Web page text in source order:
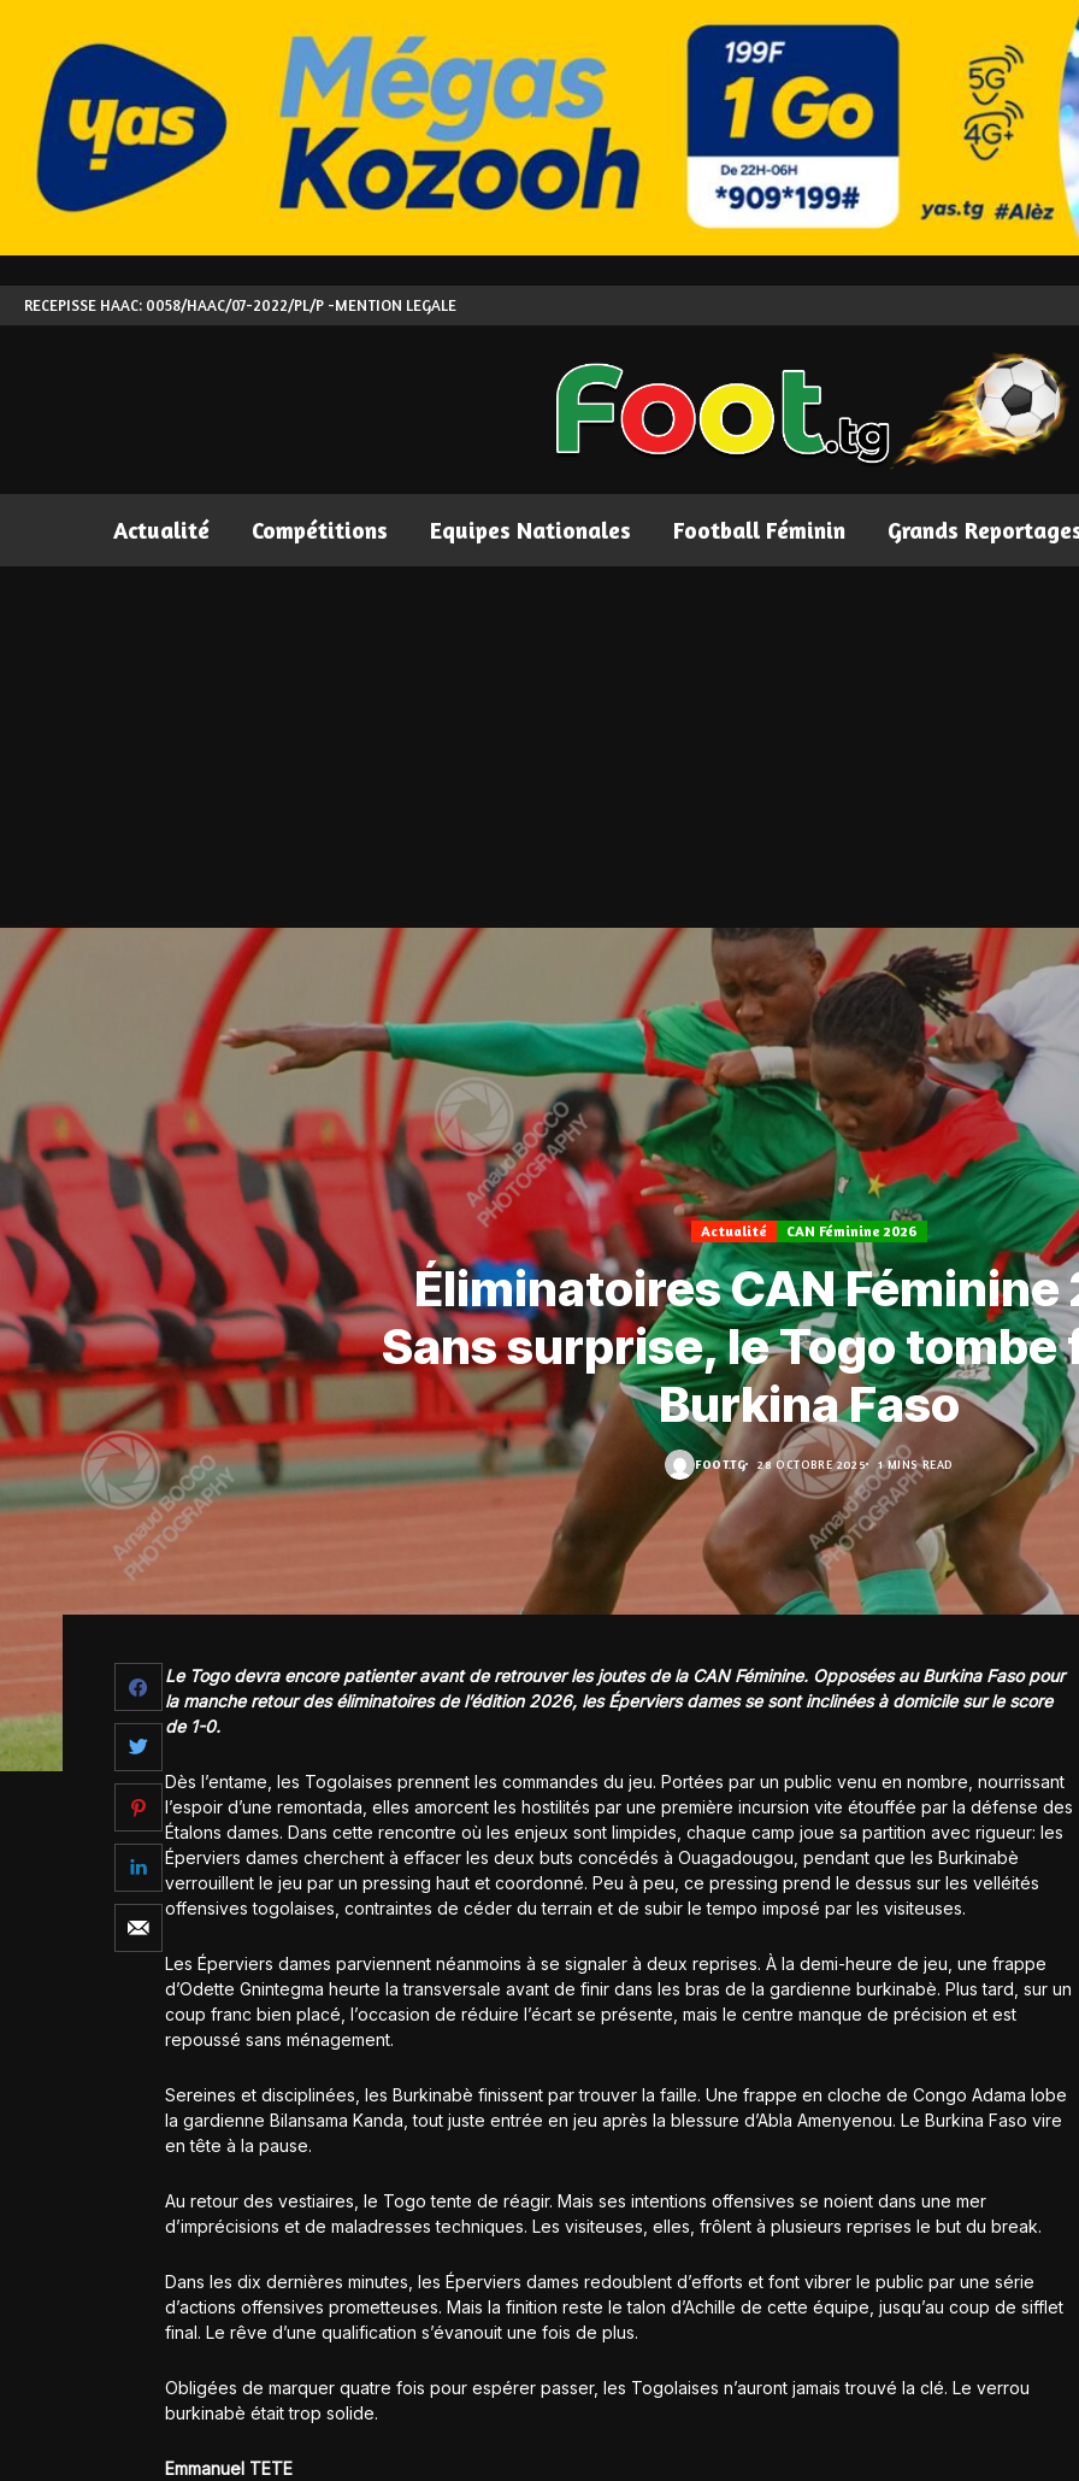
RECEPISSE HAAC: 0058/HAAC/07-2022/PL/P -MENTION LEGALE
Actualité Compétitions Equipes Nationales Football Féminin Grands
Actualité CAN Féminine 2026
Éliminatoires CAN Féminine
Sans surprise, le Togo tombe
Burkina Faso
FOOT.TG 28 OCTOBRE 2025 1 MINS READ
Le Togo devra encore patienter avant de retrouver les joutes de la CAN Féminine. Opposées au Burkina Faso pour
la manche retour des éliminatoires de l’édition 2026, les Éperviers dames se sont inclinées à domicile sur le score
de 1-0.
Dès l’entame, les Togolaises prennent les commandes du jeu. Portées par un public venu en nombre, nourrissant
l’espoir d’une remontada, elles amorcent les hostilités par une première incursion vite étouffée par la défense des
Étalons dames. Dans cette rencontre où les enjeux sont limpides, chaque camp joue sa partition avec rigueur: les
Éperviers dames cherchent à effacer les deux buts concédés à Ouagadougou, pendant que les Burkinabè
verrouillent le jeu par un pressing haut et coordonné. Peu à peu, ce pressing prend le dessus sur les velléités
offensives togolaises, contraintes de céder du terrain et de subir le tempo imposé par les visiteuses.
Les Éperviers dames parviennent néanmoins à se signaler à deux reprises. À la demi-heure de jeu, une frappe
d’Odette Gnintegma heurte la transversale avant de finir dans les bras de la gardienne burkinabè. Plus tard, sur un
coup franc bien placé, l’occasion de réduire l’écart se présente, mais le centre manque de précision et est
repoussé sans ménagement.
Sereines et disciplinées, les Burkinabè finissent par trouver la faille. Une frappe en cloche de Congo Adama lobe
la gardienne Bilansama Kanda, tout juste entrée en jeu après la blessure d’Abla Amenyenou. Le Burkina Faso vire
en tête à la pause.
Au retour des vestiaires, le Togo tente de réagir. Mais ses intentions offensives se noient dans une mer
d’imprécisions et de maladresses techniques. Les visiteuses, elles, frôlent à plusieurs reprises le but du break.
Dans les dix dernières minutes, les Éperviers dames redoublent d’efforts et font vibrer le public par une série
d’actions offensives prometteuses. Mais la finition reste le talon d’Achille de cette équipe, jusqu’au coup de sifflet
final. Le rêve d’une qualification s’évanouit une fois de plus.
Obligées de marquer quatre fois pour espérer passer, les Togolaises n’auront jamais trouvé la clé. Le verrou
burkinabè était trop solide.
Emmanuel TETE